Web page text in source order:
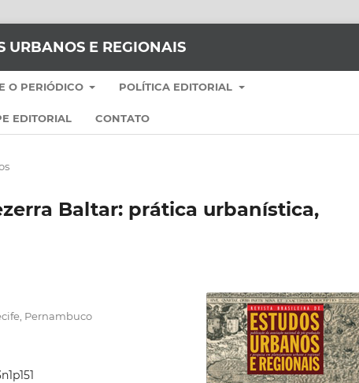
URBANOS E REGIONAIS
O PERIÓDICO POLÍTICA EDITORIAL
EDITORIAL CONTATO
Baltar: prática urbanística,
Pernambuco